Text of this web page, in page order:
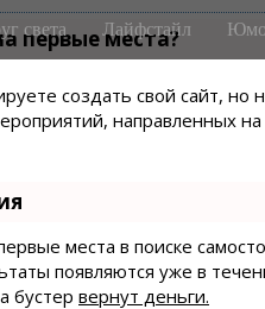
первые места?
создать свой сайт,
направленных
места в поиске
появляются уже в
бустер вернут деньги.
света Лайфстайл